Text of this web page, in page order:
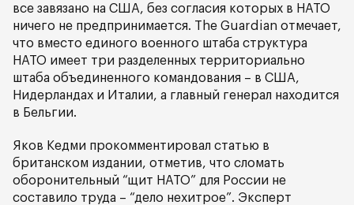
все завязано на США, без согласия которых в НАТО
ничего не предпринимается. The Guardian отмечает,
что вместо единого военного штаба структура
НАТО имеет три разделенных территориально
штаба объединенного командования – в США,
Нидерландах и Италии, а главный генерал находится
в Бельгии.
Яков Кедми прокомментировал статью в
британском издании, отметив, что сломать
оборонительный “щит НАТО” для России не
составило труда – “дело нехитрое”. Эксперт